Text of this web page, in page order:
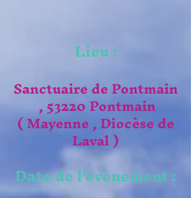
Lieu :
Sanctuaire de Pontmain
, 53220 Pontmain
( Mayenne , Diocèse de
Laval )
Date de l’évènement :